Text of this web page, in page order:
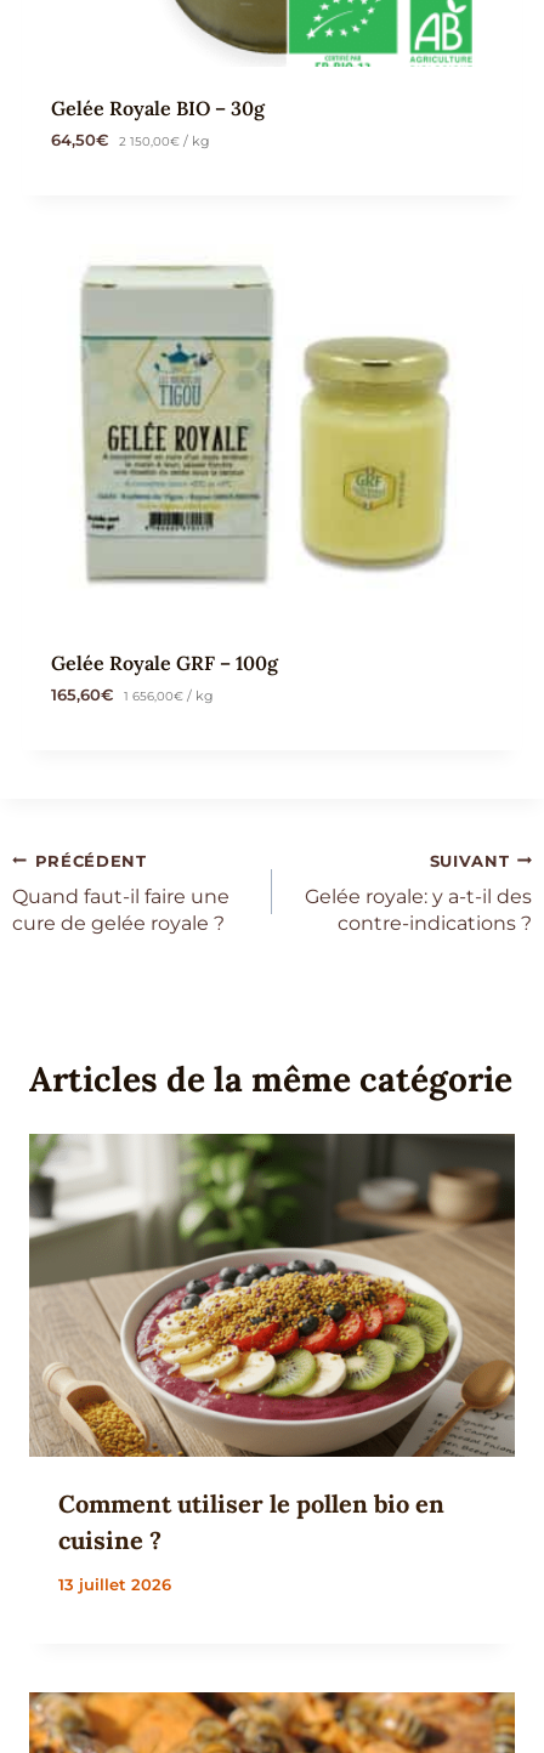
Gelée Royale BIO – 30g
64,50€ 2 150,00€/ kg
Gelée Royale GRF – 100g
165,60€ 1 656,00€/ kg
Navigation
de
PRÉCÉDENT
Quand faut-il faire une
cure de gelée royale ?
SUIVANT
Gelée royale: y a-t-il des
contre-indications ?
Articles de la même catégorie
Comment utiliser le pollen bio en
cuisine ?
13 juillet 2026